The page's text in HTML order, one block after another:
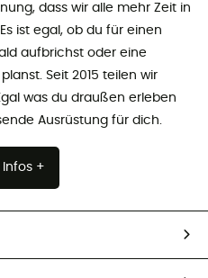
dass wir alle mehr Zeit in
ist egal, ob du für einen
aufbrichst oder eine
Seit 2015 teilen wir
was du draußen erleben
Ausrüstung für dich.
Infos +